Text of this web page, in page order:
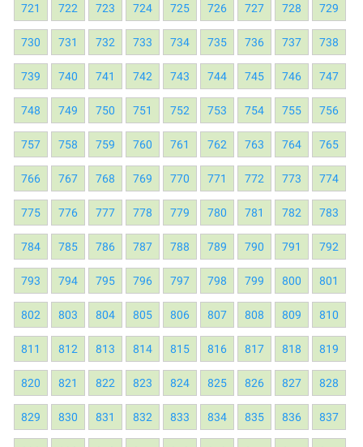
721 722 723 724 725 726 727 728 729
730 731 732 733 734 735 736 737 738
739 740 741 742 743 744 745 746 747
748 749 750 751 752 753 754 755 756
757 758 759 760 761 762 763 764 765
766 767 768 769 770 771 772 773 774
775 776 777 778 779 780 781 782 783
784 785 786 787 788 789 790 791 792
793 794 795 796 797 798 799 800 801
802 803 804 805 806 807 808 809 810
811 812 813 814 815 816 817 818 819
820 821 822 823 824 825 826 827 828
829 830 831 832 833 834 835 836 837